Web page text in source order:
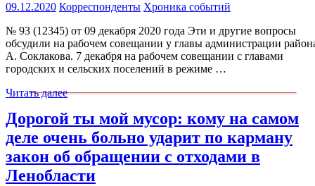
09.12.2020 Корреспонденты Хроника событий
№ 93 (12345) от 09 декабря 2020 года Эти и другие вопросы
обсудили на рабочем совещании у главы администрации
А. Соклакова. 7 декабря на рабочем совещании с главами
городских и сельских поселений в режиме …
Читать далее
Дорогой ты мой мусор: кому на самом
деле очень больно ударит по карману
закон об обращении с отходами в
Ленобласти